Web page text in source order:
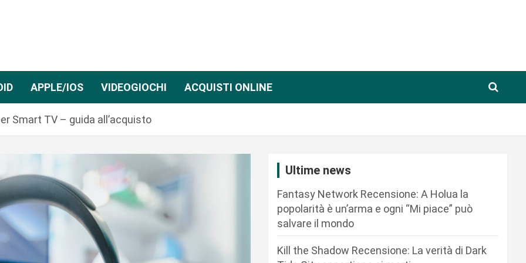
APPLE/IOS VIDEOGIOCHI ACQUISTI ONLINE
Smart TV – guida all’acquisto
Ultime news
Fantasy Network Recensione: A Holua la
popolarità è un’arma e ogni “Mi piace” può
salvare il mondo
Kill the Shadow Recensione: La verità di Dark